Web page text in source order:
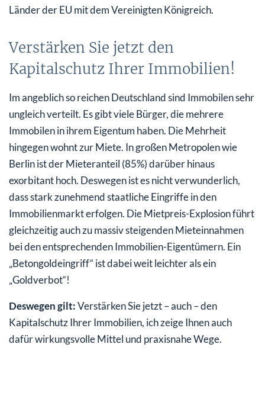
Länder der EU mit dem Vereinigten Königreich.
Verstärken Sie jetzt den
Kapitalschutz Ihrer Immobilien!
Im angeblich so reichen Deutschland sind Immobilen sehr
ungleich verteilt. Es gibt viele Bürger, die mehrere
Immobilen in ihrem Eigentum haben. Die Mehrheit
hingegen wohnt zur Miete. In großen Metropolen wie
Berlin ist der Mieteranteil (85%) darüber hinaus
exorbitant hoch. Deswegen ist es nicht verwunderlich,
dass stark zunehmend staatliche Eingriffe in den
Immobilienmarkt erfolgen. Die Mietpreis-Explosion führt
gleichzeitig auch zu massiv steigenden Mieteinnahmen
bei den entsprechenden Immobilien-Eigentümern. Ein
„Betongoldeingriff“ ist dabei weit leichter als ein
„Goldverbot“!
Deswegen gilt:Verstärken Sie jetzt – auch – den
Kapitalschutz Ihrer Immobilien, ich zeige Ihnen auch
dafür wirkungsvolle Mittel und praxisnahe Wege.